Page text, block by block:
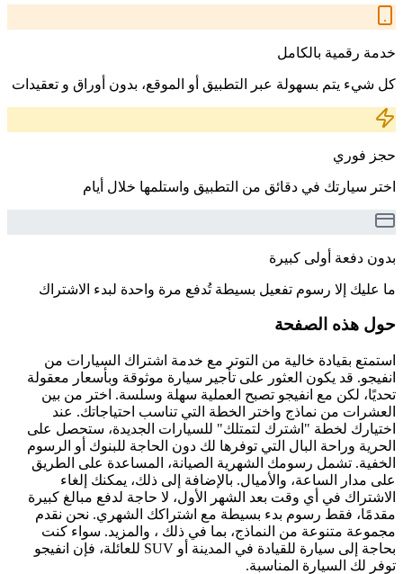
خدمة رقمية بالكامل
كل شيء يتم بسهولة عبر التطبيق أو الموقع، بدون أوراق و تعقيدات
حجز فوري
اختر سيارتك في دقائق من التطبيق واستلمها خلال أيام
بدون دفعة أولى كبيرة
ما عليك إلا رسوم تفعيل بسيطة تُدفع مرة واحدة لبدء الاشتراك
حول هذه الصفحة
استمتع بقيادة خالية من التوتر مع خدمة اشتراك السيارات من
انفيجو. قد يكون العثور على تأجير سيارة موثوقة وبأسعار معقولة
تحديًا، لكن مع انفيجو تصبح العملية سهلة وسلسة. اختر من بين
العشرات من نماذج واختر الخطة التي تناسب احتياجاتك. عند
اختيارك لخطة "اشترك لتمتلك" للسيارات الجديدة، ستحصل على
الحرية وراحة البال التي توفرها لك دون الحاجة للبنوك أو الرسوم
الخفية. تشمل رسومك الشهرية الصيانة، المساعدة على الطريق
على مدار الساعة، والأميال. بالإضافة إلى ذلك، يمكنك إلغاء
الاشتراك في أي وقت بعد الشهر الأول، لا حاجة لدفع مبالغ كبيرة
مقدمًا، فقط رسوم بدء بسيطة مع اشتراكك الشهري. نحن نقدم
مجموعة متنوعة من النماذج، بما في ذلك ، والمزيد. سواء كنت
بحاجة إلى سيارة للقيادة في المدينة أو SUV للعائلة، فإن انفيجو
توفر لك السيارة المناسبة.